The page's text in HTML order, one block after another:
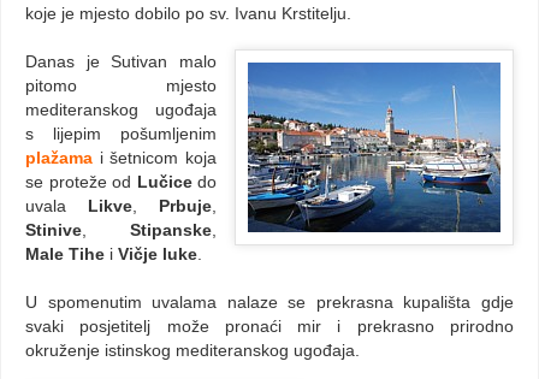
koje je mjesto dobilo po sv. Ivanu Krstitelju.
Danas je Sutivan malo
pitomo mjesto
mediteranskog ugođaja
s lijepim pošumljenim
plažama i šetnicom koja
se proteže od Lučice do
uvala Likve Prbuje
Stinive
Stipanske
Male Tihe i Vičje luke
U spomenutim uvalama nalaze se prekrasna kupališta gdje
svaki posjetitelj može pronaći mir i prekrasno prirodno
okruženje istinskog mediteranskog ugođaja.